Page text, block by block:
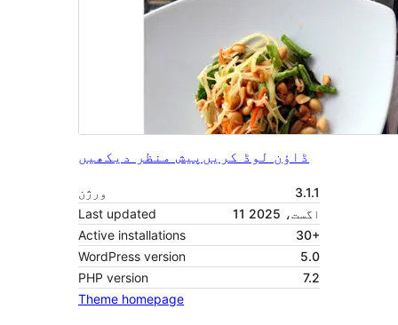
پیش منظر دیکھیں ڈاؤن لوڈ کریں
ورژن
3.1.1
Last updated
11 اگست، 2025
Active installations
30+
WordPress version
5.0
PHP version
7.2
Theme homepage